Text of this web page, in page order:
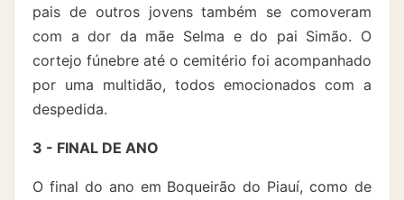
pais de outros jovens também se comoveram
com a dor da mãe Selma e do pai Simão. O
cortejo fúnebre até o cemitério foi acompanhado
por uma multidão, todos emocionados com a
despedida.
3 - FINAL DE ANO
O final do ano em Boqueirão do Piauí, como de